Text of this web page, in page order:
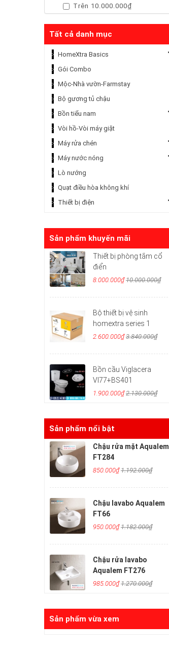
Trên 10.000.000₫
Tất cả danh mục
HomeXtra Basics
Gói Combo
Mộc-Nhà vườn-Farmstay
Bộ gương tủ chậu
Bồn tiểu nam
Vòi hồ-Vòi máy giặt
Máy rửa chén
Máy nước nóng
Lò nướng
Quạt điều hòa không khí
Thiết bị điện
Sản phẩm khuyến mãi
Thiết bị phòng tắm cổ
điển
8.000.000₫ 10.000.000₫
Bộ thiết bị vệ sinh
homextra series 1
2.600.000₫ 3.840.000₫
Bồn cầu Viglacera
VI77+BS401
1.900.000₫ 2.130.000₫
Sản phẩm nổi bật
Chậu rửa mặt Aqualem
FT284
850.000₫ 1.192.000₫
Chậu lavabo Aqualem
FT66
950.000₫ 1.182.000₫
Chậu rửa lavabo
Aqualem FT276
985.000₫ 1.270.000₫
Sản phẩm vừa xem